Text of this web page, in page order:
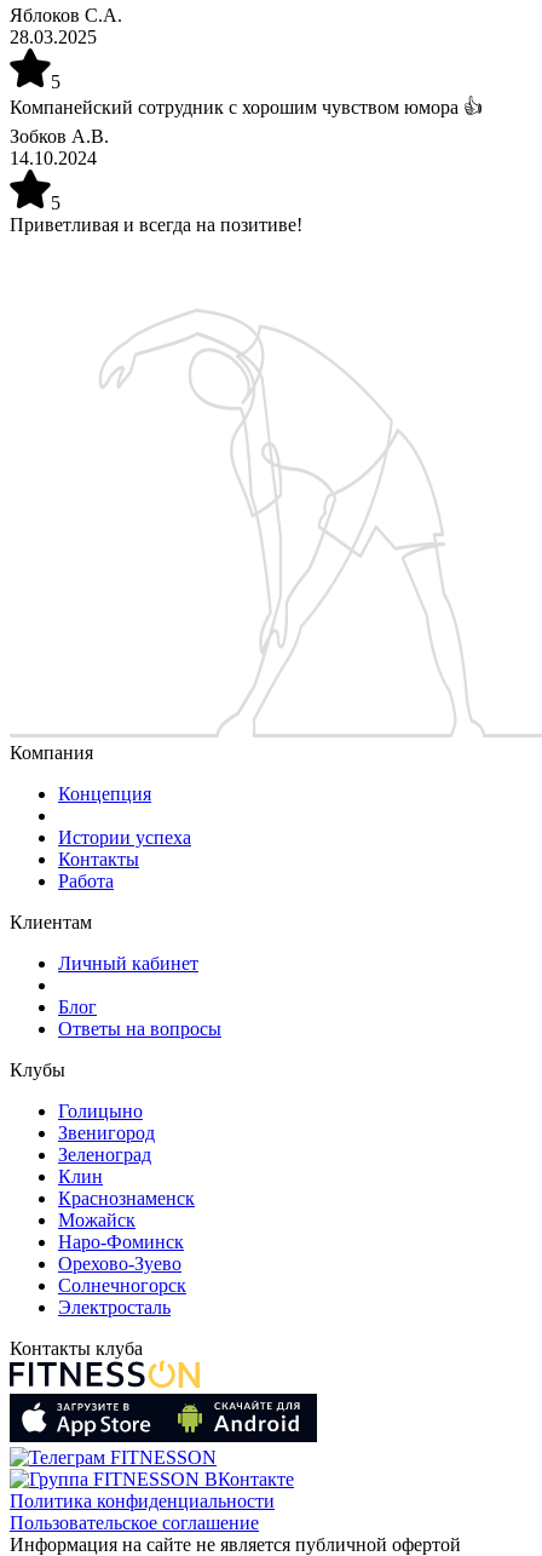
Яблоков С.А.
28.03.2025
5
Компанейский сотрудник с хорошим чувством юмора 👍
Зобков А.В.
14.10.2024
5
Приветливая и всегда на позитиве!
Компания
Концепция
Истории успеха
Контакты
Работа
Клиентам
Личный кабинет
Блог
Ответы на вопросы
Клубы
Голицыно
Звенигород
Зеленоград
Клин
Краснознаменск
Можайск
Наро-Фоминск
Орехово-Зуево
Солнечногорск
Электросталь
Контакты клуба
Политика конфиденциальности
Пользовательское соглашение
Информация на сайте не является публичной офертой